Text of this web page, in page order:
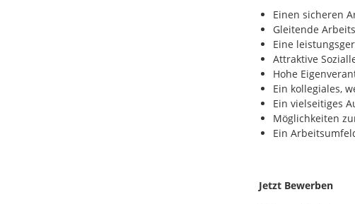
Einen sicheren
Gleitende
Eine
Attraktive
Hohe
Ein kollegiales,
Ein vielseitiges
Möglichkeiten
Ein
Jetzt Bewerben